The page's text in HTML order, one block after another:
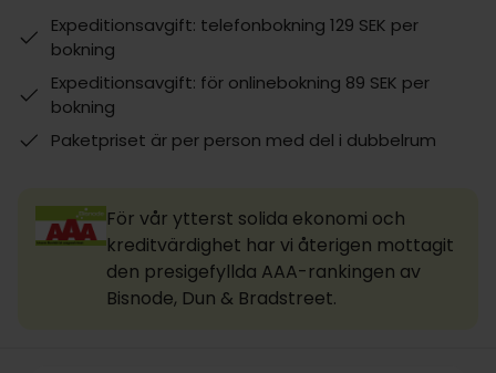
Expeditionsavgift: telefonbokning 129 SEK per
bokning
Expeditionsavgift: för onlinebokning 89 SEK per
bokning
Paketpriset är per person med del i dubbelrum
För vår ytterst solida ekonomi och
kreditvärdighet har vi återigen mottagit
den presigefyllda AAA-rankingen av
Bisnode, Dun & Bradstreet.